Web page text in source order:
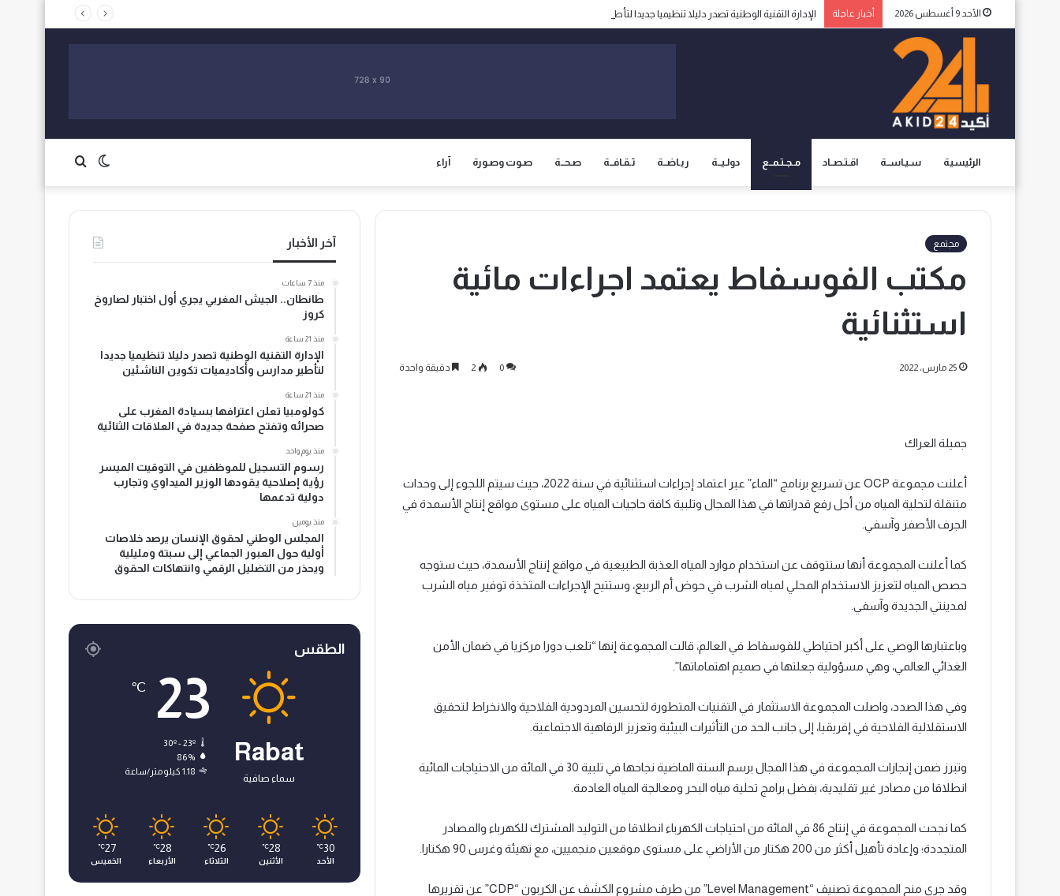
الأحد 9 أغسطس 2026 أخبار عاجلة الإدارة التقنية الوطنية تصدر دليلا تنظيميا جديدا لتأطير مدارس وأكاديميات تكوين الناشئين
الرئيسية سـيـاســة اقـتـصــاد مـجـتـمــع دولـيــة ريـاضــة ثـقـافــة صـحــة صـوت وصـورة آراء الوضع
المظلم
مجتمع
مكتب الفوسفاط يعتمد اجراءات مائية
استثنائية
25 مارس، 2022 0
2 دقيقة واحدة
جميلة العراك
أعلنت مجموعة OCP عن تسريع برنامج “الماء” عبر اعتماد إجراءات استثنائية في سنة 2022، حيث سيتم اللجوء إلى وحدات
متنقلة لتحلية المياه من أجل رفع قدراتها في هذا المجال وتلبية كافة حاجيات المياه على مستوى مواقع إنتاج الأسمدة في
الجرف الأصفر وآسفي.
كما أعلنت المجموعة أنها ستتوقف عن استخدام موارد المياه العذبة الطبيعية في مواقع إنتاج الأسمدة، حيث ستوجه
حصص المياه لتعزيز الاستخدام المحلي لمياه الشرب في حوض أم الربيع، وستتيح الإجراءات المتخذة توفير مياه الشرب
لمدينتي الجديدة وآسفي.
وباعتبارها الوصي على أكبر احتياطي للفوسفاط في العالم، قالت المجموعة إنها “تلعب دورا مركزيا في ضمان الأمن
الغذائي العالمي، وهي مسؤولية جعلتها في صميم اهتماماتها”.
وفي هذا الصدد، واصلت المجموعة الاستثمار في التقنيات المتطورة لتحسين المردودية الفلاحية والانخراط لتحقيق
الاستقلالية الفلاحية في إفريقيا، إلى جانب الحد من التأثيرات البيئية وتعزيز الرفاهية الاجتماعية.
وتبرز ضمن إنجازات المجموعة في هذا المجال برسم السنة الماضية نجاحها في تلبية 30 في المائة من الاحتياجات المائية
انطلاقا من مصادر غير تقليدية، بفضل برامج تحلية مياه البحر ومعالجة المياه العادمة.
كما نجحت المجموعة في إنتاج 86 في المائة من احتياجات الكهرباء انطلاقا من التوليد المشترك للكهرباء والمصادر
المتجددة؛ وإعادة تأهيل أكثر من 200 هكتار من الأراضي على مستوى موقعين منجميين، مع تهيئة وغرس 90 هكتارا.
وقد جرى منح المجموعة تصنيف “Level Management” من طرف مشروع الكشف عن الكربون “CDP” عن تقريرها
آخر الأخبار
منذ 7 ساعات
طانطان.. الجيش المغربي يجري أول اختبار لصاروخ
كروز
منذ 21 ساعة
الإدارة التقنية الوطنية تصدر دليلا تنظيميا جديدا
لتأطير مدارس وأكاديميات تكوين الناشئين
منذ 21 ساعة
كولومبيا تعلن اعترافها بسيادة المغرب على
صحرائه وتفتح صفحة جديدة في العلاقات الثنائية
منذ يوم واحد
رسوم التسجيل للموظفين في التوقيت الميسر
رؤية إصلاحية يقودها الوزير الميداوي وتجارب
دولية تدعمها
منذ يومين
المجلس الوطني لحقوق الإنسان يرصد خلاصات
أولية حول العبور الجماعي إلى سبتة ومليلية
ويحذر من التضليل الرقمي وانتهاكات الحقوق
الطقس
Rabat
سماء صافية
23
℃
30º - 23º
86%
1.18 كيلومتر/ساعة
30
℃
الأحد
28
℃
الأثنين
26
℃
الثلاثاء
28
℃
الأربعاء
27
℃
الخميس